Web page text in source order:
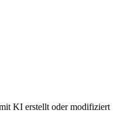
KI erstellt oder modifiziert